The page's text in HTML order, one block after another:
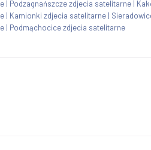
| Podzagnańszcze zdjecia satelitarne |
| Kamionki zdjecia satelitarne |
| Podmąchocice zdjecia satelitarne